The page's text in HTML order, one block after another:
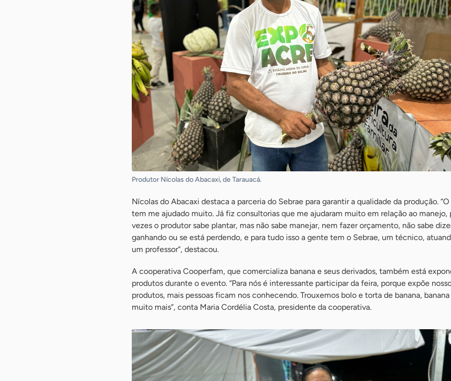
Produtor Nícolas do Abacaxi, de Tarauacá.
Nícolas do Abacaxi destaca a parceria do Sebrae para garantir a qualidade da produção. “O
tem me ajudado muito. Já fiz consultorias que me ajudaram muito em relação ao manejo,
vezes o produtor sabe plantar, mas não sabe manejar, nem fazer orçamento, não sabe
ganhando ou se está perdendo, e para tudo isso a gente tem o Sebrae, um técnico,
um professor”, destacou.
A cooperativa Cooperfam, que comercializa banana e seus derivados, também está
produtos durante o evento. “Para nós é interessante participar da feira, porque expõe
produtos, mais pessoas ficam nos conhecendo. Trouxemos bolo e torta de banana,
muito mais”, conta Maria Cordélia Costa, presidente da cooperativa.